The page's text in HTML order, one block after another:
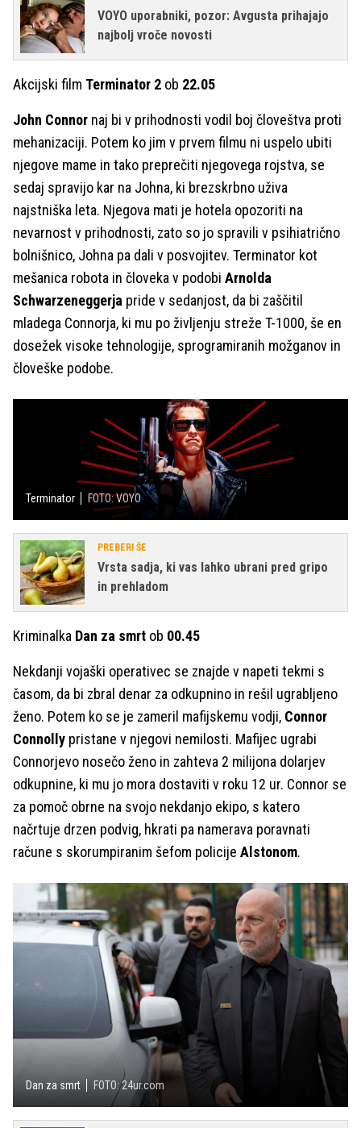
VOYO uporabniki, pozor: Avgusta prihajajo
najbolj vroče novosti
Akcijski film Terminator 2 ob 22.05
John Connor naj bi v prihodnosti vodil boj človeštva proti
mehanizaciji. Potem ko jim v prvem filmu ni uspelo ubiti
njegove mame in tako preprečiti njegovega rojstva, se
sedaj spravijo kar na Johna, ki brezskrbno uživa
najstniška leta. Njegova mati je hotela opozoriti na
nevarnost v prihodnosti, zato so jo spravili v psihiatrično
bolnišnico, Johna pa dali v posvojitev. Terminator kot
mešanica robota in človeka v podobi Arnolda
Schwarzeneggerja pride v sedanjost, da bi zaščitil
mladega Connorja, ki mu po življenju streže T-1000, še en
dosežek visoke tehnologije, sprogramiranih možganov in
človeške podobe.
Terminator FOTO: VOYO
PREBERI ŠE
Vrsta sadja, ki vas lahko ubrani pred gripo
in prehladom
Kriminalka Dan za smrt ob 00.45
Nekdanji vojaški operativec se znajde v napeti tekmi s
časom, da bi zbral denar za odkupnino in rešil ugrabljeno
ženo. Potem ko se je zameril mafijskemu vodji, Connor
Connolly pristane v njegovi nemilosti. Mafijec ugrabi
Connorjevo nosečo ženo in zahteva 2 milijona dolarjev
odkupnine, ki mu jo mora dostaviti v roku 12 ur. Connor se
za pomoč obrne na svojo nekdanjo ekipo, s katero
načrtuje drzen podvig, hkrati pa namerava poravnati
račune s skorumpiranim šefom policije Alstonom.
Dan za smrt FOTO: 24ur.com